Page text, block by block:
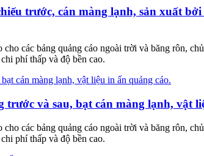
trước, cán màng lạnh, sản xuất
các bảng quảng cáo ngoài trời và băng rôn,
phí thấp và độ bền cao.
trước và sau, bạt cán màng lạnh, vật
các bảng quảng cáo ngoài trời và băng rôn,
phí thấp và độ bền cao.